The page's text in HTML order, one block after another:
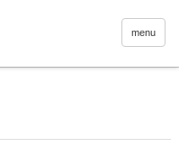
愛まん
menu